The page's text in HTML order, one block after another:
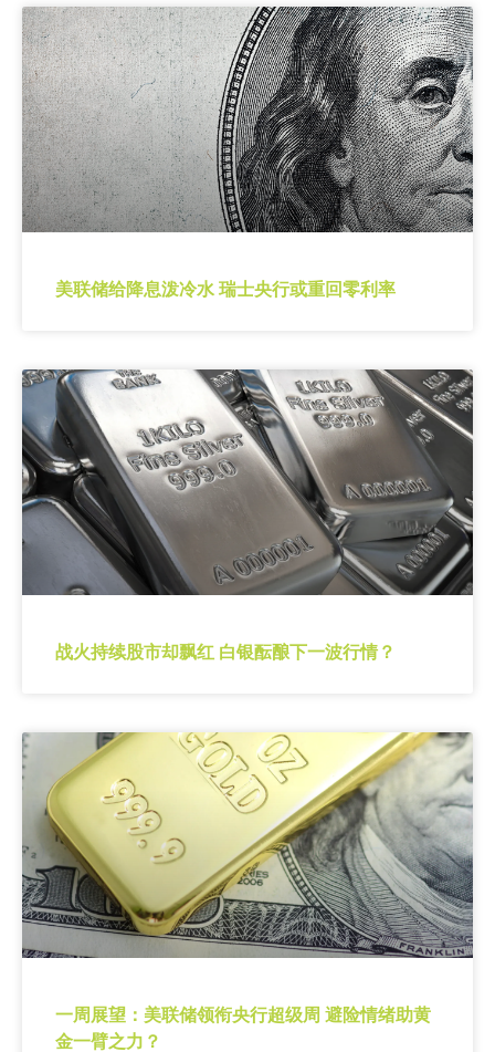
美联储给降息泼冷水 瑞士央行或重回零利率
战火持续股市却飘红 白银酝酿下一波行情？
一周展望：美联储领衔央行超级周 避险情绪助黄
金一臂之力？